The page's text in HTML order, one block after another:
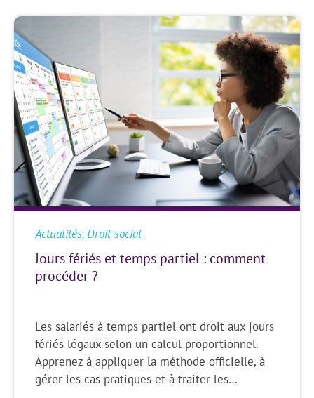
Actualités,Droit social
Jours fériés et temps partiel : comment
procéder ?
Les salariés à temps partiel ont droit aux jours
fériés légaux selon un calcul proportionnel.
Apprenez à appliquer la méthode officielle, à
gérer les cas pratiques et à traiter les…